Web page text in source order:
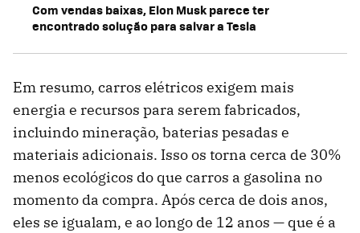
Com vendas baixas, Elon Musk parece ter
encontrado solução para salvar a Tesla
Em resumo, carros elétricos exigem mais
energia e recursos para serem fabricados,
incluindo mineração, baterias pesadas e
materiais adicionais. Isso os torna cerca de 30%
menos ecológicos do que carros a gasolina no
momento da compra. Após cerca de dois anos,
eles se igualam, e ao longo de 12 anos — que é a